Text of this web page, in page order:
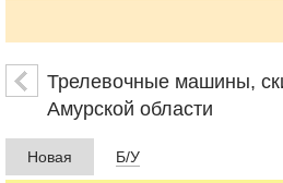
Цена
руб.
Трелевочные машины,
Амурской области
Новая Б/У